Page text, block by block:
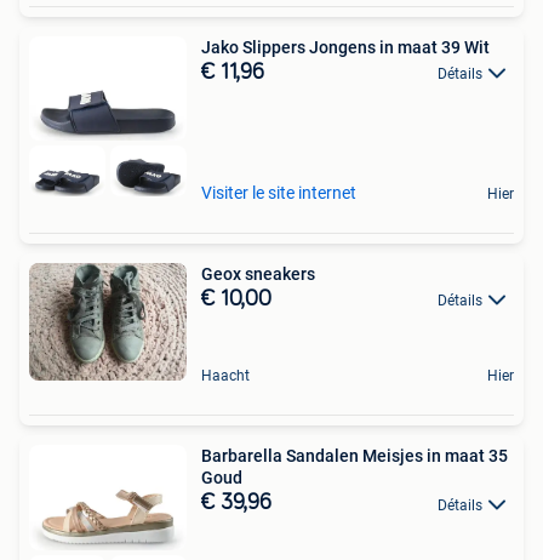
Jako Slippers Jongens in maat 39 Wit
€ 11,96 Détails
Visiter le site internet Hier
Geox sneakers
€ 10,00 Détails
Haacht Hier
Barbarella Sandalen Meisjes in maat 35
Goud
€ 39,96 Détails